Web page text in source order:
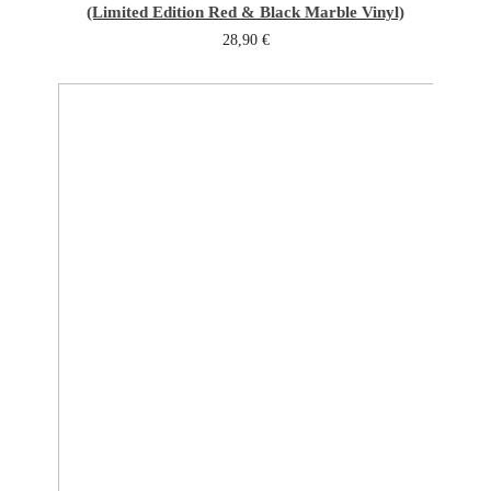
(Limited Edition Red & Black Marble Vinyl)
28,90 €